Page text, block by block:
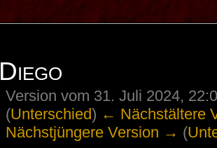
Diego
Version vom 31. Juli 2024,
(Unterschied) ← Nächstältere
Nächstjüngere Version → (